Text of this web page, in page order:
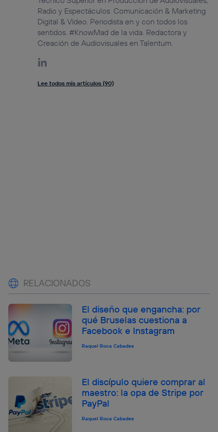
Radio y Espectáculos. Comunicación & Marketing
Digital & Vídeo. Periodista en y con todos los
sentidos. #KnowMad de la vida. Redactora y
Creación de Audiovisuales en Talentum.
Lee todos mis artículos (90)
RELACIONADOS
El diseño que engancha: por
qué Bruselas cuestiona a
Facebook e Instagram
Raquel Roca Cabades
El discípulo quiere comprar al
maestro: la opa de Stripe por
PayPal
Raquel Roca Cabades